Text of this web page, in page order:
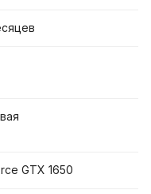
GTX 1650